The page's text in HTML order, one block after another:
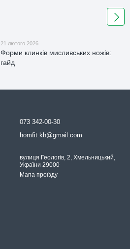
21 лютого 2026
Форми клинків мисливських ножів:
гайд
073 342-00-30
homfit.kh@gmail.com
вулиця Геологів, 2, Хмельницький,
України 29000
Мапа проїзду